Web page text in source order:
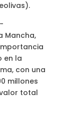
Mancha,
en la
con una
millones
total